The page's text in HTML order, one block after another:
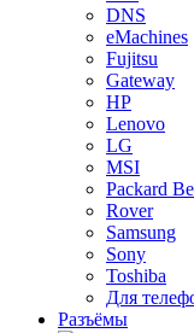
DNS
eMachines
Fujitsu
Gateway
HP
Lenovo
LG
MSI
Packard
Rover
Samsung
Sony
Toshiba
Для
Разъёмы